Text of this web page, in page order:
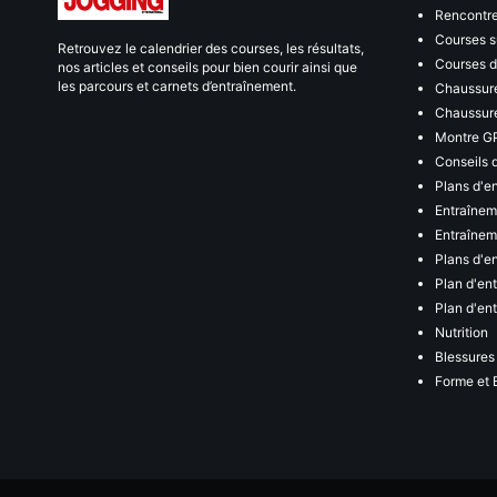
Retrouvez le calendrier des courses, les résultats,
nos articles et conseils pour bien courir ainsi que
les parcours et carnets d’entraînement.
Courses
Courses
Montre
Conseils
Plans
Plans
Plan
Plan
Nutrition
Forme et